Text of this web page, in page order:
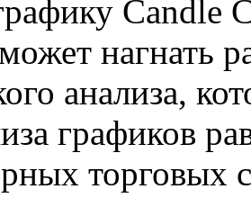
Candle
нагнать
анализа,
графиков
торговых